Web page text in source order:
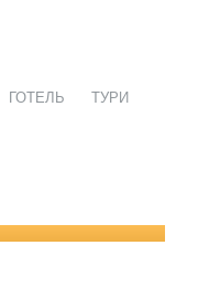
ГОТЕЛЬ ТУРИ